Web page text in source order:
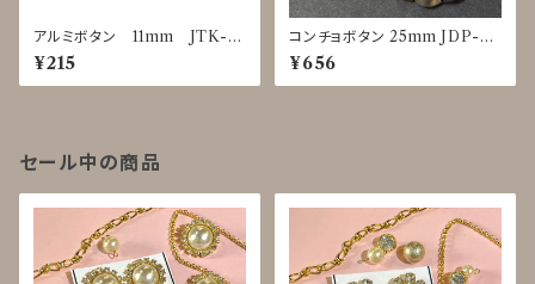
アルミボタン 11mm JTK-0
025～0029
¥215
コンチョボタン 25mm JDP-00
16
¥656
セール中の商品